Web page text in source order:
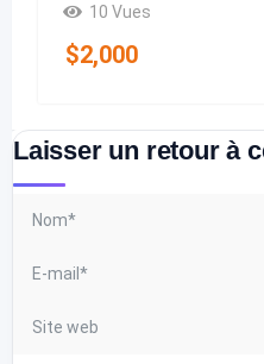
10 Vues
$2,000
Laisser un retour à